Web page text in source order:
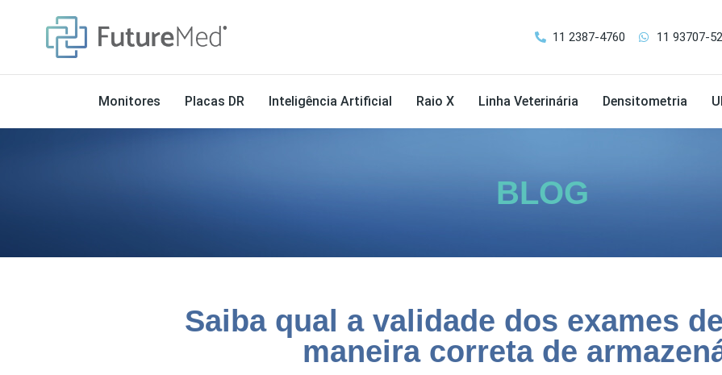
11 2387-4760 11 93707-
Monitores Placas DR Inteligência Artificial Raio X Linha Veterinária Densitometria
BLOG
Saiba qual a validade dos exames
maneira correta de